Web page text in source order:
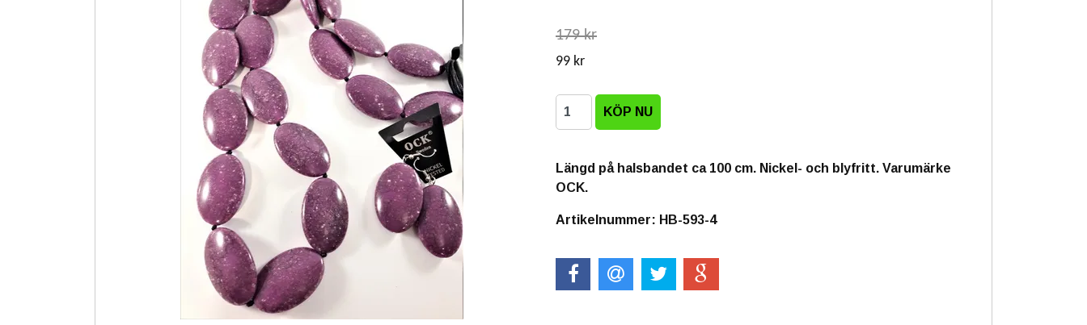
179 kr
99 kr
Längd på halsbandet ca 100 cm. Nickel- och blyfritt. Varumärke
OCK.
Artikelnummer: HB-593-4